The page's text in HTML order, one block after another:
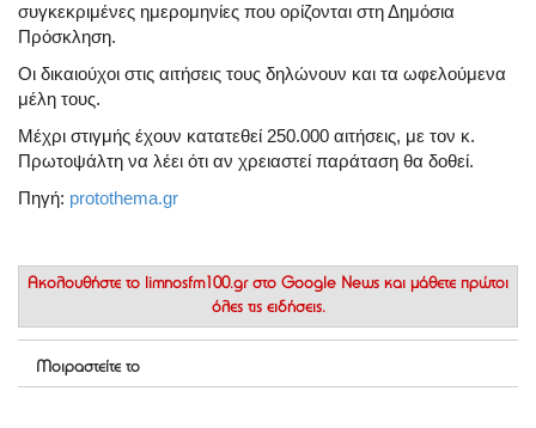
συγκεκριμένες ημερομηνίες που ορίζονται στη Δημόσια
Πρόσκληση.
Οι δικαιούχοι στις αιτήσεις τους δηλώνουν και τα ωφελούμενα
μέλη τους.
Μέχρι στιγμής έχουν κατατεθεί 250.000 αιτήσεις, με τον κ.
Πρωτοψάλτη να λέει ότι αν χρειαστεί παράταση θα δοθεί.
Πηγή: protothema.gr
Ακολουθήστε το limnosfm100.gr στο Google News και μάθετε πρώτοι
όλες τις ειδήσεις.
Μοιραστείτε το